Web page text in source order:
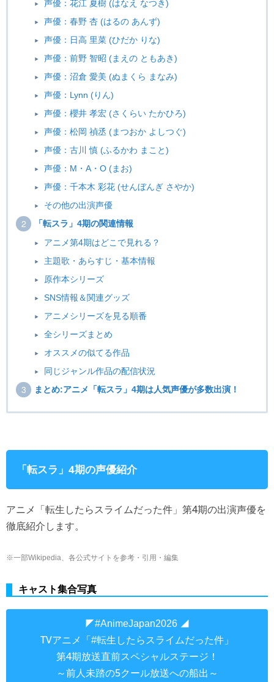
声優：花江 夏樹 (はなえ なつき)
声優：春野 杏 (はるの あんず)
声優：日高 里菜 (ひだか りな)
声優：前野 智昭 (まえの ともあき)
声優：沼倉 愛美 (ぬまくら まなみ)
声優：Lynn (りん)
声優：櫻井 孝宏 (さくらい たかひろ)
声優：松岡 禎丞 (まつおか よしつぐ)
声優：古川 慎 (ふるかわ まこと)
声優：M・A・O (まお)
声優：千本木 彩花 (せんぼんぎ さやか)
その他の出演声優
「転スラ」4期の関連情報
アニメ第4期はどこで見れる？
主題歌・あらすじ・基本情報
原作本シリーズ
SNS情報＆関連グッズ
アニメシリーズを見る順番
全シリーズまとめ
オススメの似てる作品
同じジャンル作品の配信状況
まとめ:アニメ「転スラ」4期は人気声優が多数出演！
「転スラ」4期の声優紹介
アニメ「転生したらスライムだった件」第4期の出演声優を
徹底紹介します。
※一部Wikipedia、各公式サイトを参考・引用・編集
キャスト集合写真
◤#AnimeJapan2026◢
TVアニメ「#転生したらスライムだった件 」
第4期放送直前スペシャルステージ！
～前人未踏の5クール放送への船出～